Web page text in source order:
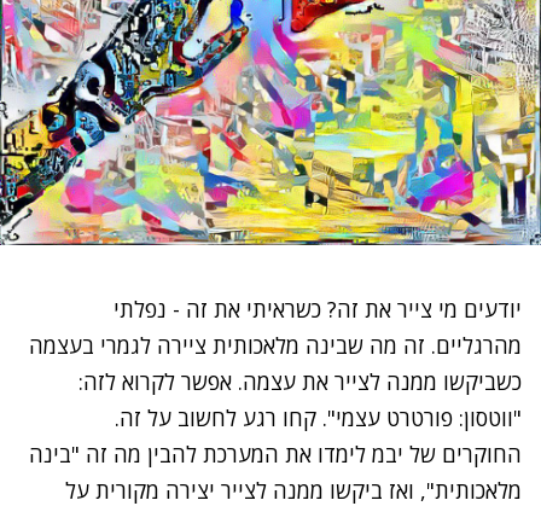
יודעים מי צייר את זה? כשראיתי את זה - נפלתי
מהרגליים. זה מה שבינה מלאכותית ציירה לגמרי בעצמה
כשביקשו ממנה לצייר את עצמה. אפשר לקרוא לזה:
"ווטסון: פורטרט עצמי". קחו רגע לחשוב על זה.
החוקרים של יבמ לימדו את המערכת להבין מה זה "בינה
מלאכותית", ואז ביקשו ממנה לצייר יצירה מקורית על